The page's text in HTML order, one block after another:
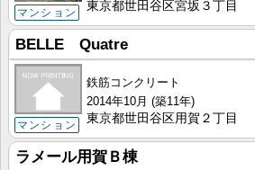
マンション
東京都世田谷区宮坂３丁目
BELLE Quatre
マンション
鉄筋コンクリート
2014年10月 (築11年)
東京都世田谷区用賀２丁目
ラメール用賀Ｂ棟